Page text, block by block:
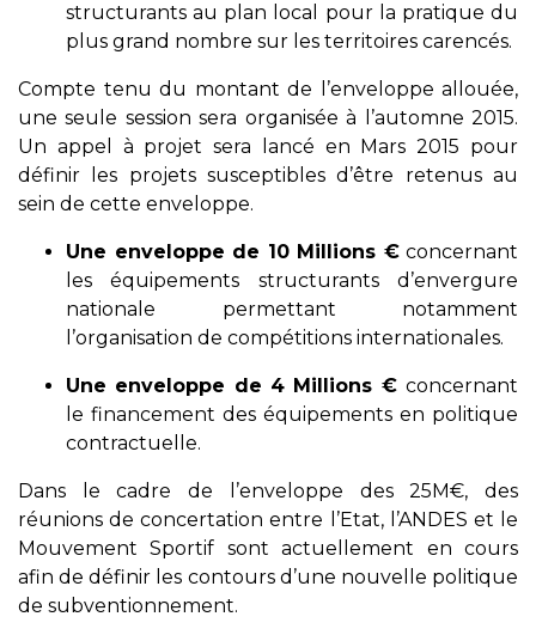
structurants au plan local pour la pratique du
plus grand nombre sur les territoires carencés.
Compte tenu du montant de l’enveloppe allouée,
une seule session sera organisée à l’automne 2015.
Un appel à projet sera lancé en Mars 2015 pour
définir les projets susceptibles d’être retenus au
sein de cette enveloppe.
Une enveloppe de 10 Millions €concernant
les équipements structurants d’envergure
nationale permettant notamment
l’organisation de compétitions internationales.
Une enveloppe de 4 Millions € concernant
le financement des équipements en politique
contractuelle.
Dans le cadre de l’enveloppe des 25M€, des
réunions de concertation entre l’Etat, l’ANDES et le
Mouvement Sportif sont actuellement en cours
afin de définir les contours d’une nouvelle politique
de subventionnement.